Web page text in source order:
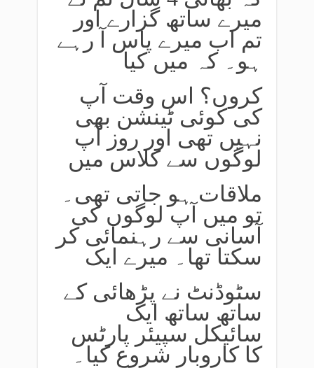
میرے ساتھ گزارے اور
تم اب میرے پاس آ رہے
ہو۔ کہ میں کیا
کروں؟ اس وقت آپ
کی کوئی ٹینشن بھی
نہیں تھی اور روز آپ
لوگوں سے کلاس میں
ملاقات ہو جاتی تھی۔
تو میں آپ لوگوں کی
آسانی سے رہنمائی کر
سکتا تھا۔ میرے ایک
سٹوڈنٹ نے پڑھائی کے
ساتھ ساتھ ایک
سائیکل سپیئر پارٹس
کا کاروبار شروع کیا۔